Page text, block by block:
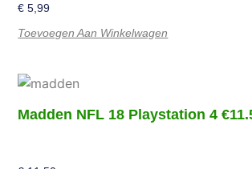
€ 5,99
Toevoegen Aan Winkelwagen
Madden NFL 18 Playstation 4